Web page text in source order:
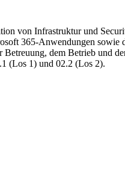
von Infrastruktur und
365-Anwendungen
dem Betrieb und
(Los 1) und 02.2 (Los 2).